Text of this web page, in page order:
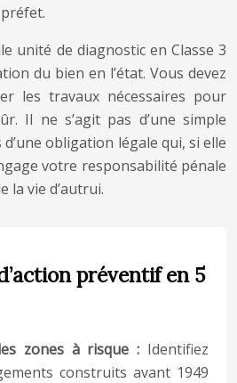
unité de diagnostic en Classe 3
du bien en l’état. Vous devez
les travaux nécessaires pour
Il ne s’agit pas d’une simple
obligation légale qui, si elle
votre responsabilité pénale
la vie d’autrui.
préventif en 5
zones à risque : Identifiez
construits avant 1949